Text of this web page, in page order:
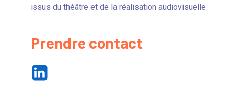
issus du théâtre et de la réalisation audiovisuelle.
Prendre contact